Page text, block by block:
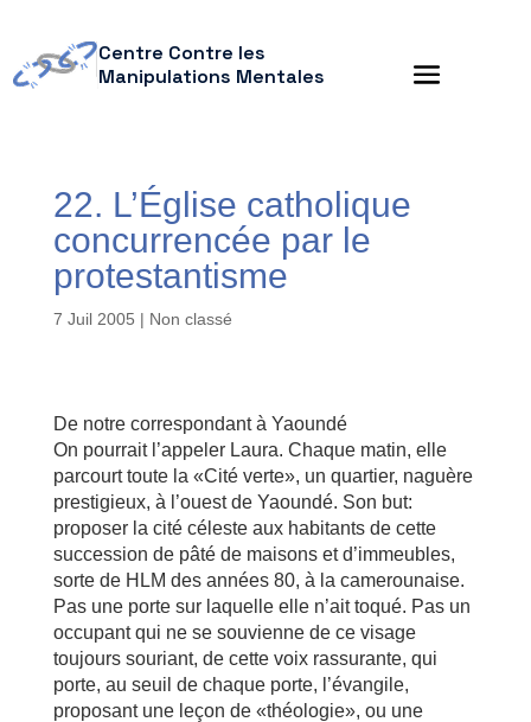
Centre Contre les
Manipulations Mentales
22. L’Église catholique
concurrencée par le
protestantisme
7 Juil 2005 | Non classé
De notre correspondant à Yaoundé
On pourrait l’appeler Laura. Chaque matin, elle
parcourt toute la «Cité verte», un quartier, naguère
prestigieux, à l’ouest de Yaoundé. Son but:
proposer la cité céleste aux habitants de cette
succession de pâté de maisons et d’immeubles,
sorte de HLM des années 80, à la camerounaise.
Pas une porte sur laquelle elle n’ait toqué. Pas un
occupant qui ne se souvienne de ce visage
toujours souriant, de cette voix rassurante, qui
porte, au seuil de chaque porte, l’évangile,
proposant une leçon de «théologie», ou une